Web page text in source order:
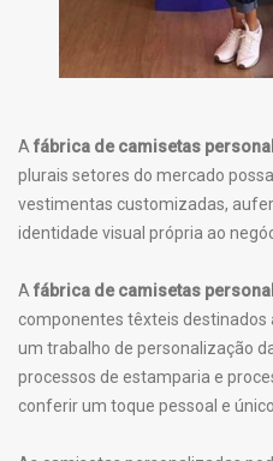
A fábrica de camisetas
plurais setores do mercado
vestimentas customizadas,
identidade visual própria ao
A fábrica de camisetas
componentes têxteis
um trabalho de personalização
processos de estamparia e
conferir um toque pessoal e